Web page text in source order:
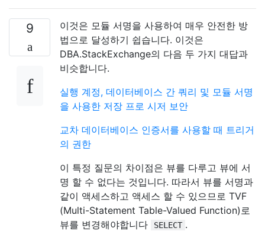
9
이것은 모듈 서명을 사용하여 매우 안전한 방
법으로 달성하기 쉽습니다. 이것은
DBA.StackExchange의 다음 두 가지 대답과
비슷합니다.
실행 계정, 데이터베이스 간 쿼리 및 모듈 서명
을 사용한 저장 프로 시저 보안
교차 데이터베이스 인증서를 사용할 때 트리거
의 권한
이 특정 질문의 차이점은 뷰를 다루고 뷰에 서
명 할 수 없다는 것입니다. 따라서 뷰를 서명과
같이 액세스하고 액세스 할 수 있으므로 TVF
(Multi-Statement Table-Valued Function)로
뷰를 변경해야합니다
SELECT .